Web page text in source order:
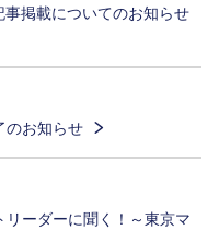
事掲載についてのお知らせ
お知らせ
ーダーに聞く！～東京マ